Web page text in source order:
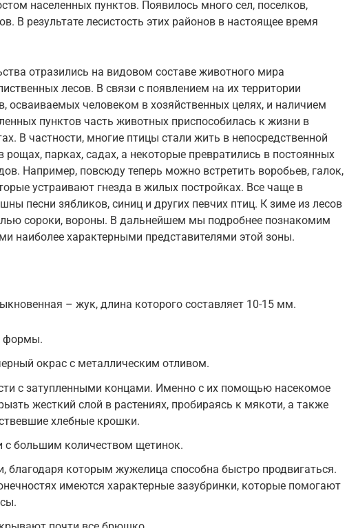
населенных пунктов. Появилось много сел, поселков,
В результате лесистость этих районов в настоящее время
отразились на видовом составе животного мира
лесов. В связи с появлением на их территории
осваиваемых человеком в хозяйственных целях, и наличием
пунктов часть животных приспособилась к жизни в
В частности, многие птицы стали жить в непосредственной
парках, садах, а некоторые превратились в постоянных
Например, повсюду теперь можно встретить воробьев, галок,
устраивают гнезда в жилых постройках. Все чаще в
песни зябликов, синиц и других певчих птиц. К зиме из лесов
сороки, вороны. В дальнейшем мы подробнее познакомим
наиболее характерными представителями этой зоны.
– жук, длина которого составляет 10-15 мм.
формы.
окрас с металлическим отливом.
с затупленными концами. Именно с их помощью насекомое
жесткий слой в растениях, пробираясь к мякоти, а также
хлебные крошки.
с большим количеством щетинок.
благодаря которым жужелица способна быстро продвигаться.
имеются характерные зазубринки, которые помогают